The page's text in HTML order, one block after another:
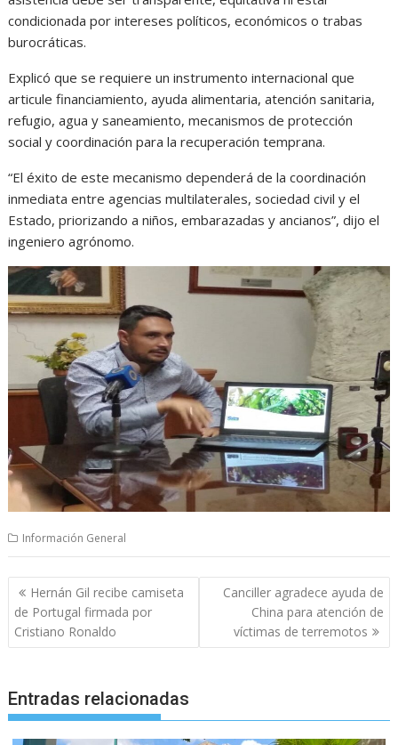
condicionada por intereses políticos, económicos o trabas
burocráticas.
Explicó que se requiere un instrumento internacional que
articule financiamiento, ayuda alimentaria, atención sanitaria,
refugio, agua y saneamiento, mecanismos de protección
social y coordinación para la recuperación temprana.
“El éxito de este mecanismo dependerá de la coordinación
inmediata entre agencias multilaterales, sociedad civil y el
Estado, priorizando a niños, embarazadas y ancianos”, dijo el
ingeniero agrónomo.
Información General
Navegación
de
entradas
Hernán Gil recibe camiseta
de Portugal firmada por
Cristiano Ronaldo
Canciller agradece ayuda de
China para atención de
víctimas de terremotos
Entradas relacionadas